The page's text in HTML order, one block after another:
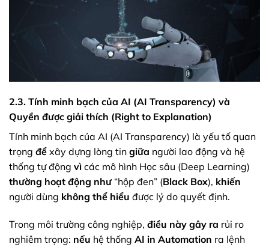
2.3. Tính minh bạch của AI (AI Transparency) và
Quyền được giải thích (Right to Explanation)
Tính minh bạch của AI (AI Transparency) là yếu tố quan
trọng để xây dựng lòng tin giữa người lao động và hệ
thống tự động vì các mô hình Học sâu (Deep Learning)
thường hoạt động như“hộp đen” (Black Box), khiến
người dùng không thể hiểu được lý do quyết định.
Trong môi trường công nghiệp, điều này gây ra rủi ro
nghiêm trọng: nếu hệ thống AI in Automation ra lệnh